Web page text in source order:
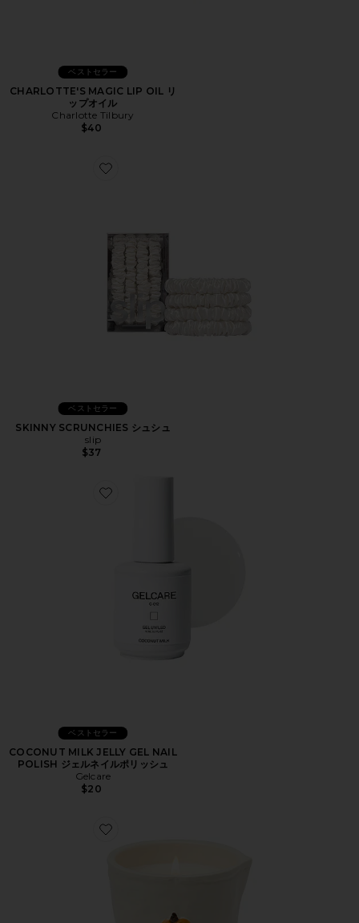
ベストセラー
CHARLOTTE'S MAGIC LIP OIL リ
ップオイル
Charlotte Tilbury
$40
Favorite SKINNY SCRUNCHIES シュシュ
ベストセラー
SKINNY SCRUNCHIES シュシュ
slip
$37
Favorite COCONUT MILK JELLY GEL NAIL POLISH ジ
ベストセラー
COCONUT MILK JELLY GEL NAIL
POLISH ジェルネイルポリッシュ
Gelcare
$20
Favorite BISTRO CANDLE キャンドル